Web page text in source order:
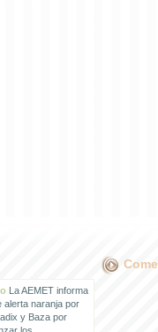
La AEMET informa
alerta naranja por
y Baza por